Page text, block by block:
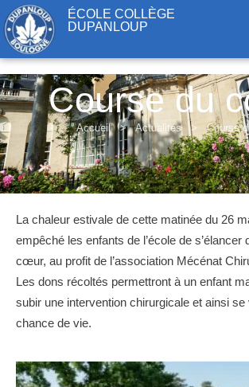
ÉCOLE COLLÈGE
DUPANLOUP
Course du
Accueil>Actualités>Course
La chaleur estivale de cette matinée du 26
empêché les enfants de l’école de s’élancer
cœur, au profit de l’association Mécénat
Les dons récoltés permettront à un enfant
subir une intervention chirurgicale et ainsi se
chance de vie.